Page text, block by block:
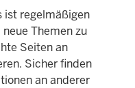
ist regelmäßigen
Themen zu
Seiten an
Sicher finden
an anderer